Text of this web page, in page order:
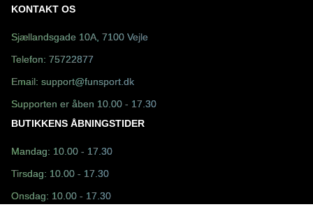
KONTAKT OS
Sjællandsgade 10A, 7100 Vejle
Telefon: 75722877
Email: support@funsport.dk
Supporten er åben 10.00 - 17.30
BUTIKKENS ÅBNINGSTIDER
Mandag: 10.00 - 17.30
Tirsdag: 10.00 - 17.30
Onsdag: 10.00 - 17.30